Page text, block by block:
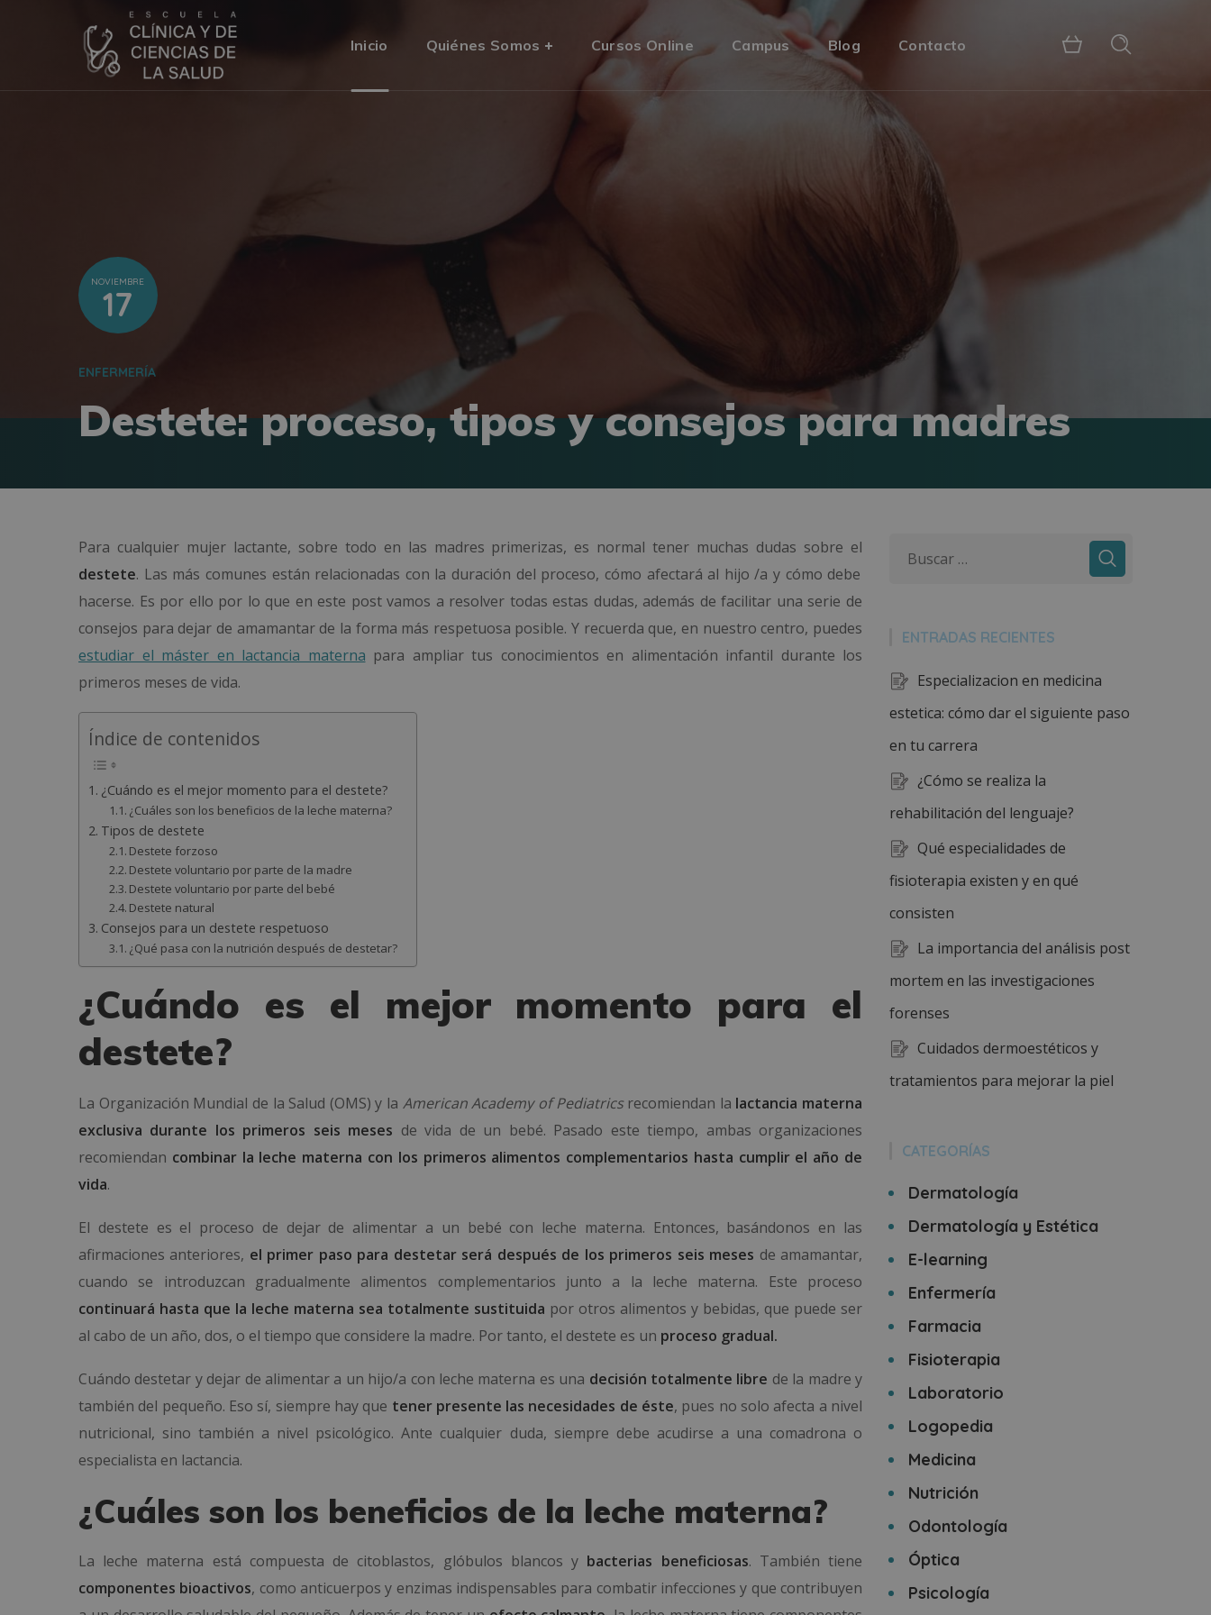
Inicio Quiénes Somos Cursos Online Campus Blog Contacto
NOVIEMBRE
17
ENFERMERÍA
Destete: proceso, tipos y consejos para madres
Para cualquier mujer lactante, sobre todo en las madres primerizas, es normal tener muchas dudas sobre el
destete. Las más comunes están relacionadas con la duración del proceso, cómo afectará al hijo /a y cómo debe
hacerse. Es por ello por lo que en este post vamos a resolver todas estas dudas, además de facilitar una serie de
consejos para dejar de amamantar de la forma más respetuosa posible. Y recuerda que, en nuestro centro, puedes
estudiar el máster en lactancia materna para ampliar tus conocimientos en alimentación infantil durante los
primeros meses de vida.
Índice de contenidos
¿Cuándo es el mejor momento para el destete?
¿Cuáles son los beneficios de la leche materna?
Tipos de destete
Destete forzoso
Destete voluntario por parte de la madre
Destete voluntario por parte del bebé
Destete natural
Consejos para un destete respetuoso
¿Qué pasa con la nutrición después de destetar?
¿Cuándo es el mejor momento para el
destete?
La Organización Mundial de la Salud (OMS) y la American Academy of Pediatricsrecomiendan la lactancia materna
exclusiva durante los primeros seis meses de vida de un bebé. Pasado este tiempo, ambas organizaciones
recomiendan combinar la leche materna con los primeros alimentos complementarios hasta cumplir el año de
vida.
El destete es el proceso de dejar de alimentar a un bebé con leche materna. Entonces, basándonos en las
afirmaciones anteriores, el primer paso para destetar será después de los primeros seis meses de amamantar,
cuando se introduzcan gradualmente alimentos complementarios junto a la leche materna. Este proceso
continuará hasta que la leche materna sea totalmente sustituida por otros alimentos y bebidas, que puede ser
al cabo de un año, dos, o el tiempo que considere la madre. Por tanto, el destete es un proceso gradual.
Cuándo destetar y dejar de alimentar a un hijo/a con leche materna es una decisión totalmente libre de la madre y
también del pequeño. Eso sí, siempre hay que tener presente las necesidades de éste, pues no solo afecta a nivel
nutricional, sino también a nivel psicológico. Ante cualquier duda, siempre debe acudirse a una comadrona o
especialista en lactancia.
¿Cuáles son los beneficios de la leche materna?
La leche materna está compuesta de citoblastos, glóbulos blancos y bacterias beneficiosas. También tiene
componentes bioactivos, como anticuerpos y enzimas indispensables para combatir infecciones y que contribuyen
ENTRADAS RECIENTES
Especializacion en medicina
estetica: cómo dar el siguiente paso
en tu carrera
¿Cómo se realiza la
rehabilitación del lenguaje?
Qué especialidades de
fisioterapia existen y en qué
consisten
La importancia del análisis post
mortem en las investigaciones
forenses
Cuidados dermoestéticos y
tratamientos para mejorar la piel
CATEGORÍAS
Dermatología
Dermatología y Estética
E-learning
Enfermería
Farmacia
Fisioterapia
Laboratorio
Logopedia
Medicina
Nutrición
Odontología
Óptica
Psicología